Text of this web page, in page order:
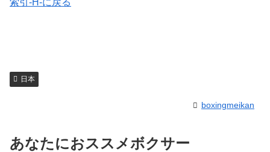
日本
boxingmeikan
あなたにおススメボクサー